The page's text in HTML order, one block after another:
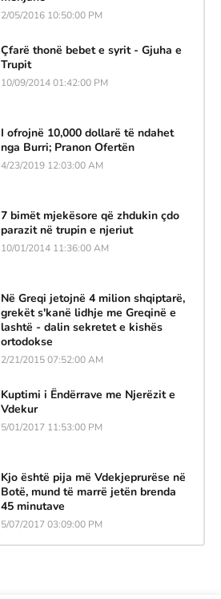
2/05/2016 10:50:00 PM
Çfarë thonë bebet e syrit - Gjuha e
Trupit
10/09/2014 01:42:00 PM
I ofrojnë 10,000 dollarë të ndahet
nga Burri; Pranon Ofertën
4/23/2019 12:03:00 AM
7 bimët mjekësore që zhdukin çdo
parazit në trupin e njeriut
10/01/2014 11:36:00 AM
Në Greqi jetojnë 4 milion shqiptarë,
grekët s'kanë lidhje me Greqinë e
lashtë - dalin sekretet e kishës
ortodokse
2/21/2015 07:52:00 AM
Kuptimi i Ëndërrave me Njerëzit e
Vdekur
5/01/2017 11:53:00 PM
Kjo është pija më Vdekjeprurëse në
Botë, mund të marrë jetën brenda
45 minutave
5/07/2017 03:09:00 PM